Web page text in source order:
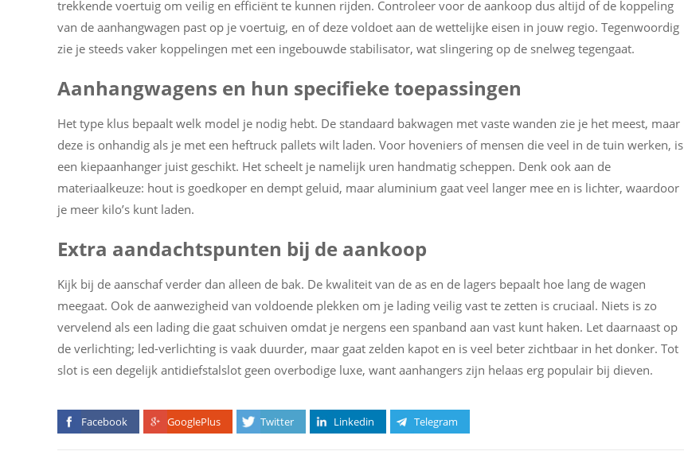
trekkende voertuig om veilig en efficiënt te kunnen rijden. Controleer voor de aankoop dus altijd of de koppeling
van de aanhangwagen past op je voertuig, en of deze voldoet aan de wettelijke eisen in jouw regio. Tegenwoordig
zie je steeds vaker koppelingen met een ingebouwde stabilisator, wat slingering op de snelweg tegengaat.
Aanhangwagens en hun specifieke toepassingen
Het type klus bepaalt welk model je nodig hebt. De standaard bakwagen met vaste wanden zie je het meest, maar
deze is onhandig als je met een heftruck pallets wilt laden. Voor hoveniers of mensen die veel in de tuin werken, is
een kiepaanhanger juist geschikt. Het scheelt je namelijk uren handmatig scheppen. Denk ook aan de
materiaalkeuze: hout is goedkoper en dempt geluid, maar aluminium gaat veel langer mee en is lichter, waardoor
je meer kilo’s kunt laden.
Extra aandachtspunten bij de aankoop
Kijk bij de aanschaf verder dan alleen de bak. De kwaliteit van de as en de lagers bepaalt hoe lang de wagen
meegaat. Ook de aanwezigheid van voldoende plekken om je lading veilig vast te zetten is cruciaal. Niets is zo
vervelend als een lading die gaat schuiven omdat je nergens een spanband aan vast kunt haken. Let daarnaast op
de verlichting; led-verlichting is vaak duurder, maar gaat zelden kapot en is veel beter zichtbaar in het donker. Tot
slot is een degelijk antidiefstalslot geen overbodige luxe, want aanhangers zijn helaas erg populair bij dieven.
Facebook GooglePlus Twitter Linkedin Telegram